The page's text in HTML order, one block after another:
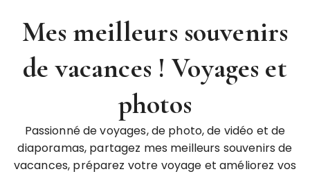
Mes meilleurs souvenirs
de vacances ! Voyages et
photos
Passionné de voyages, de photo, de vidéo et de
diaporamas, partagez mes meilleurs souvenirs de
vacances, préparez votre voyage et améliorez vos